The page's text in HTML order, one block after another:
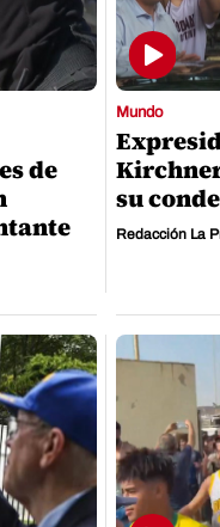
de
Mundo
su
Redacción La